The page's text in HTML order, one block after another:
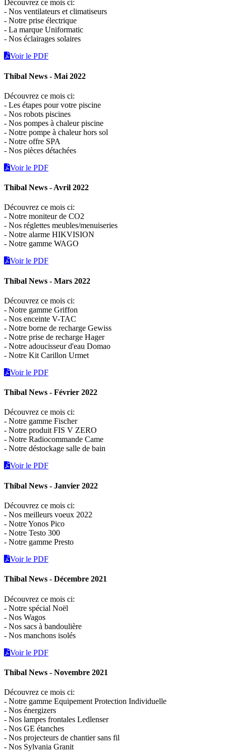
Découvrez ce mois ci:
- Nos ventilateurs et climatiseurs
- Notre prise électrique
- La marque Uniformatic
- Nos éclairages solaires
Voir le PDF
Thibal News - Mai 2022
Découvrez ce mois ci:
- Les étapes pour votre piscine
- Nos robots piscines
- Nos pompes à chaleur piscine
- Notre pompe à chaleur hors sol
- Notre offre SPA
- Nos pièces détachées
Voir le PDF
Thibal News - Avril 2022
Découvrez ce mois ci:
- Notre moniteur de CO2
- Nos réglettes meubles/menuiseries
- Notre alarme HIKVISION
- Notre gamme WAGO
Voir le PDF
Thibal News - Mars 2022
Découvrez ce mois ci:
- Notre gamme Griffon
- Nos enceinte V-TAC
- Notre borne de recharge Gewiss
- Notre prise de recharge Hager
- Notre adoucisseur d'eau Domao
- Notre Kit Carillon Urmet
Voir le PDF
Thibal News - Février 2022
Découvrez ce mois ci:
- Notre gamme Fischer
- Notre produit FIS V ZERO
- Notre Radiocommande Came
- Notre déstockage salle de bain
Voir le PDF
Thibal News - Janvier 2022
Découvrez ce mois ci:
- Nos meilleurs voeux 2022
- Notre Yonos Pico
- Notre Testo 300
- Notre gamme Presto
Voir le PDF
Thibal News - Décembre 2021
Découvrez ce mois ci:
- Notre spécial Noël
- Nos Wagos
- Nos sacs à bandoulière
- Nos manchons isolés
Voir le PDF
Thibal News - Novembre 2021
Découvrez ce mois ci:
- Notre gamme Equipement Protection Individuelle
- Nos énergizers
- Nos lampes frontales Ledlenser
- Nos GE étanches
- Nos projecteurs de chantier sans fil
- Nos Sylvania Granit